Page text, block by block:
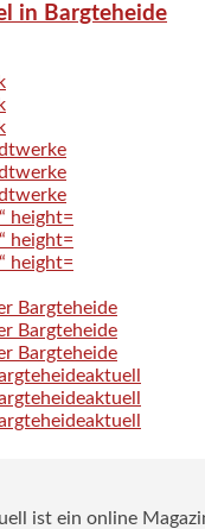
in Bargteheide
ist ein online